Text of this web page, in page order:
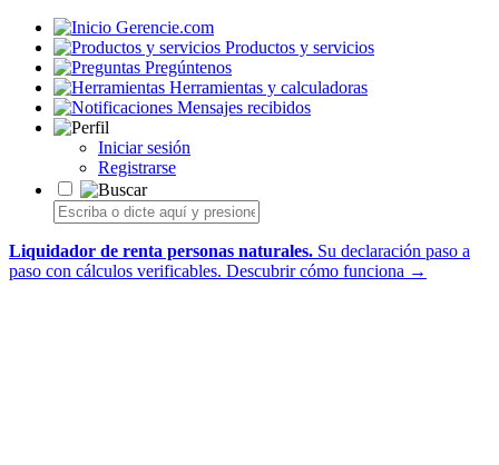
Gerencie.com
Productos y servicios
Pregúntenos
Herramientas y calculadoras
Mensajes recibidos
Iniciar sesión
Registrarse
Liquidador de renta personas naturales. Su declaración paso a
paso con cálculos verificables. Descubrir cómo funciona →